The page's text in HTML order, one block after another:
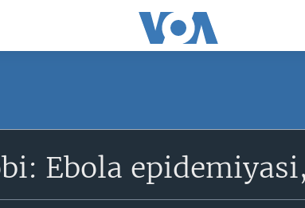
Obuna bo'ling
Ebola